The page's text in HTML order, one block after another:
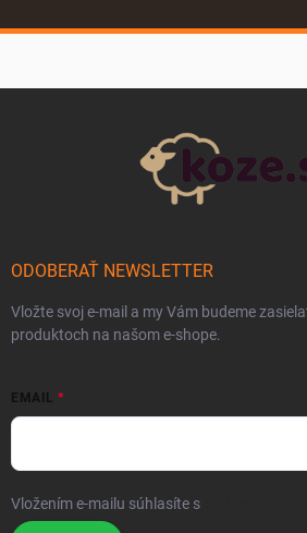
ODOBERAŤ NEWSLETTER
Vložte svoj e-mail a my Vám budeme
produktoch na našom e-shope.
EMAIL
Vložením e-mailu súhlasíte s